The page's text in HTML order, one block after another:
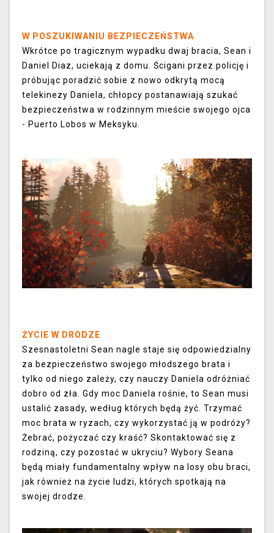
W POSZUKIWANIU BEZPIECZEŃSTWA
Wkrótce po tragicznym wypadku dwaj bracia, Sean i
Daniel Diaz, uciekają z domu. Ścigani przez policję i
próbując poradzić sobie z nowo odkrytą mocą
telekinezy Daniela, chłopcy postanawiają szukać
bezpieczeństwa w rodzinnym mieście swojego ojca
- Puerto Lobos w Meksyku.
ŻYCIE W DRODZE
Szesnastoletni Sean nagle staje się odpowiedzialny
za bezpieczeństwo swojego młodszego brata i
tylko od niego zależy, czy nauczy Daniela odróżniać
dobro od zła. Gdy moc Daniela rośnie, to Sean musi
ustalić zasady, według których będą żyć. Trzymać
moc brata w ryzach, czy wykorzystać ją w podróży?
Żebrać, pożyczać czy kraść? Skontaktować się z
rodziną, czy pozostać w ukryciu? Wybory Seana
będą miały fundamentalny wpływ na losy obu braci,
jak również na życie ludzi, których spotkają na
swojej drodze.